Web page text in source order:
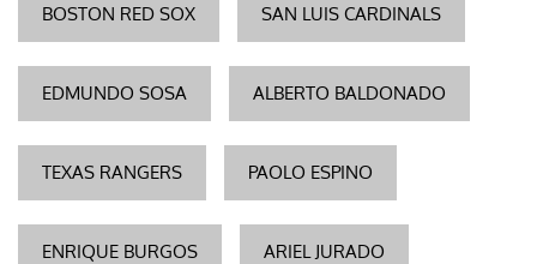
BOSTON RED SOX SAN LUIS CARDINALS
EDMUNDO SOSA ALBERTO BALDONADO
TEXAS RANGERS PAOLO ESPINO
ENRIQUE BURGOS ARIEL JURADO